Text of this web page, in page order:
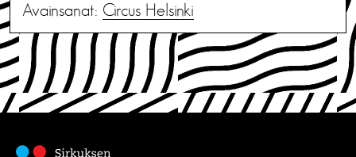
Avainsanat: Circus Helsinki